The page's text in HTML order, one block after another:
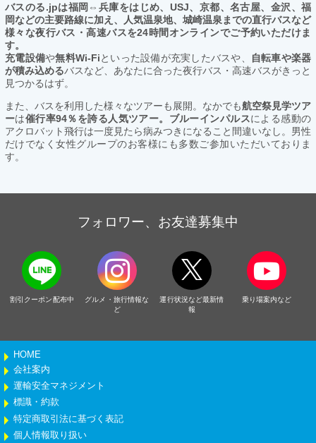
バスのる.jpは福岡⇔兵庫をはじめ、USJ、京都、名古屋、金沢、福
岡などの主要路線に加え、人気温泉地、城崎温泉までの直行バスなど
様々な夜行バス・高速バスを24時間オンラインでご予約いただけま
す。
充電設備や無料Wi-Fiといった設備が充実したバスや、
自転車や楽器
が積み込めるバスなど、あなたに合った夜行バス・高速バスがきっと
見つかるはず。
また、バスを利用した様々なツアーも展開。なかでも航空祭見学ツア
ーは催行率94％を誇る人気ツアー。ブルーインパルスによる感動の
アクロバット飛行は一度見たら病みつきになること間違いなし。男性
だけでなく女性グループのお客様にも多数ご参加いただいておりま
す。
フォロワー、お友達募集中
割引クーポン配布中
グルメ・旅行情報な
ど
運行状況など最新情
報
乗り場案内など
HOME
会社案内
運輸安全マネジメント
標識・約款
特定商取引法に基づく表記
個人情報取り扱い